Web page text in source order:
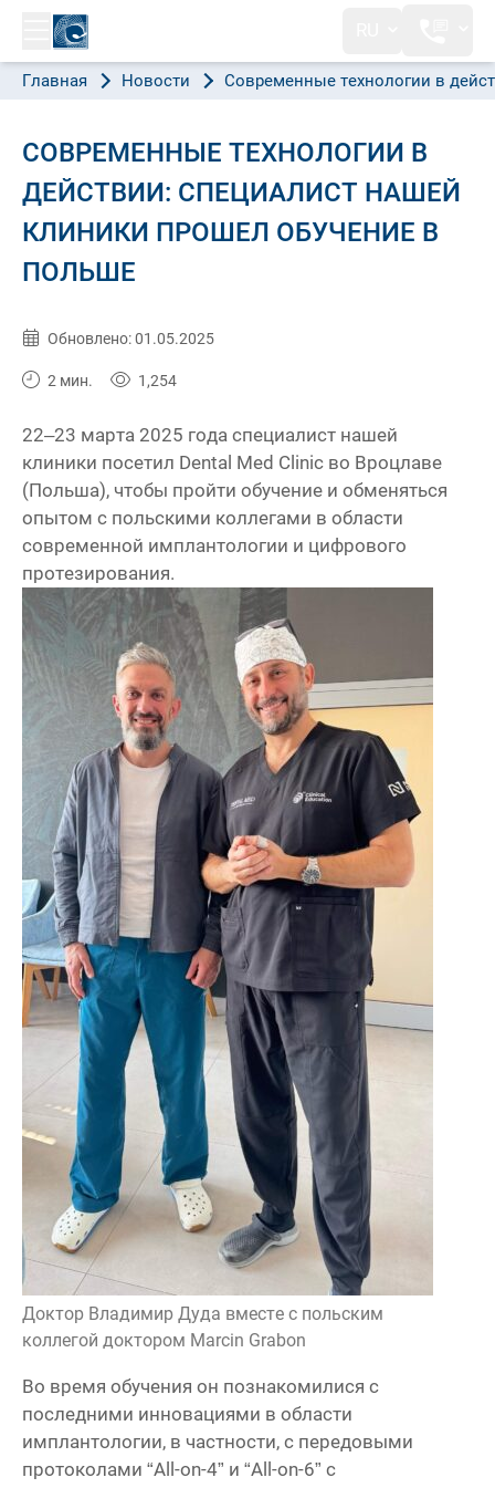
Главная Новости Современные технологии в
СОВРЕМЕННЫЕ ТЕХНОЛОГИИ В
ДЕЙСТВИИ: СПЕЦИАЛИСТ НАШЕЙ
КЛИНИКИ ПРОШЕЛ ОБУЧЕНИЕ В
ПОЛЬШЕ
Опубликовано:
24.04.2025
Обновлено: 01.05.2025
2 мин. 1,254
22–23 марта 2025 года специалист нашей
клиники посетил Dental Med Clinic во Вроцлаве
(Польша), чтобы пройти обучение и обменяться
опытом с польскими коллегами в области
современной имплантологии и цифрового
протезирования.
Доктор Владимир Дуда вместе с польским
коллегой доктором Marcin Grabon
Во время обучения он познакомилися с
последними инновациями в области
имплантологии, в частности, с передовыми
протоколами “All-on-4” и “All-on-6” с